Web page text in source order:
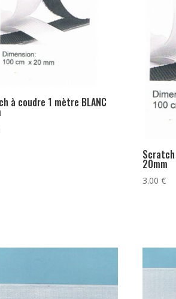
à coudre 1 mètre BLANC
Scratch
20mm
3.00€